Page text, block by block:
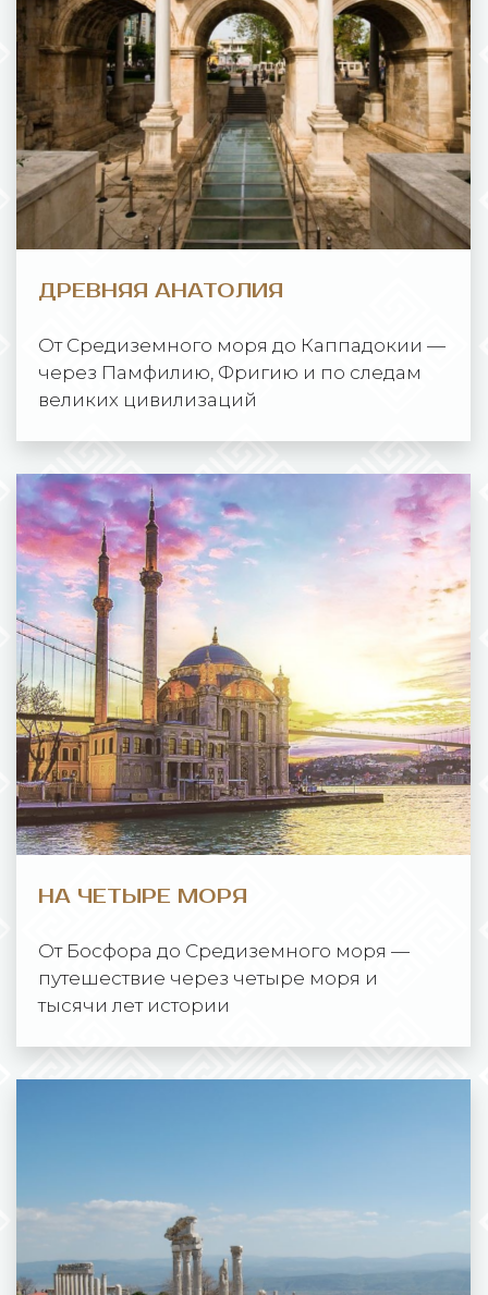
ДРЕВНЯЯ АНАТОЛИЯ
От Средиземного моря до Каппадокии —
через Памфилию, Фригию и по следам
великих цивилизаций
НА ЧЕТЫРЕ МОРЯ
От Босфора до Средиземного моря —
путешествие через четыре моря и
тысячи лет истории